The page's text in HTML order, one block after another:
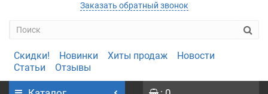
Заказать обратный звонок
Скидки! Новинки Хиты продаж
Новости
Статьи
Отзывы